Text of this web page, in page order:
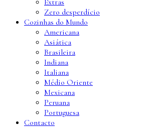
Extras
Zero desperdício
Cozinhas do Mundo
Americana
Asiática
Brasileira
Indiana
Italiana
Médio Oriente
Mexicana
Peruana
Portuguesa
Contacto